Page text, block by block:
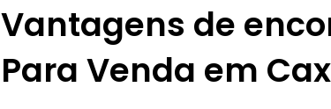
Vantagens de
Para Venda em